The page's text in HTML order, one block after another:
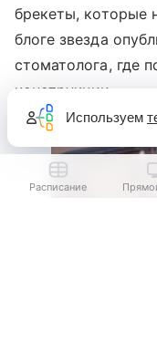
брекеты, которые
блоге звезда
стоматолога, где
конструкции.
Расписание
Используем